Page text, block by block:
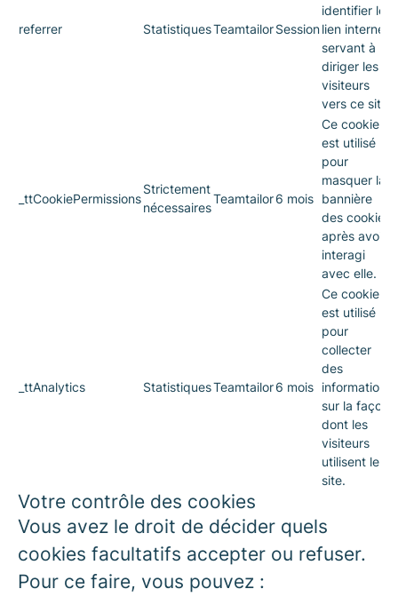
referrer StatistiquesTeamtailorSession
identifier le
lien internet
servant à
diriger les
visiteurs
vers ce site.
_ttCookiePermissions
Strictement
nécessaires
Teamtailor6 mois
Ce cookie
est utilisé
pour
masquer la
bannière
des cookies
après avoir
interagi
avec elle.
_ttAnalytics StatistiquesTeamtailor6 mois
Ce cookie
est utilisé
pour
collecter
des
informations
sur la façon
dont les
visiteurs
utilisent le
site.
Votre contrôle des cookies
Vous avez le droit de décider quels
cookies facultatifs accepter ou refuser.
Pour ce faire, vous pouvez :